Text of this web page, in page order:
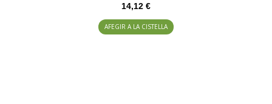
14,12 €
AFEGIR A LA CISTELLA